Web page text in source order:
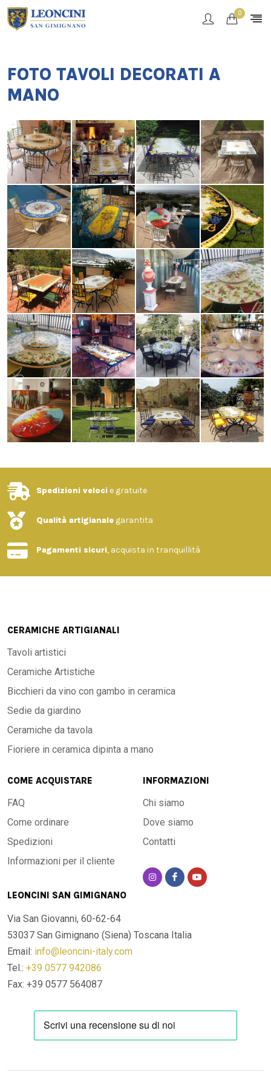
0
FOTO TAVOLI DECORATI A
MANO
Spedizioni veloci e gratuite
Qualità artigianale garantita
Pagamenti sicuri, acquista in tranquillità
CERAMICHE ARTIGIANALI
Tavoli artistici
Ceramiche Artistiche
Bicchieri da vino con gambo in ceramica
Sedie da giardino
Ceramiche da tavola
Fioriere in ceramica dipinta a mano
COME ACQUISTARE
FAQ
Come ordinare
Spedizioni
Informazioni per il cliente
INFORMAZIONI
Chi siamo
Dove siamo
Contatti
LEONCINI SAN GIMIGNANO
Via San Giovanni, 60-62-64
53037 San Gimignano (Siena) Toscana Italia
Email: info@leoncini-italy.com
Tel.: +39 0577 942086
Fax: +39 0577 564087